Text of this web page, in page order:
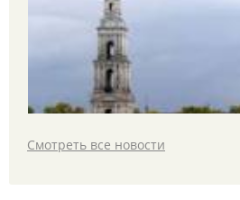
19 июля едем в МОСКВУ на
Смотреть все новости
Яроблтур открывает
автобуса в Санкт‑Петербург с